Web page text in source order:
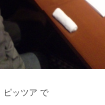
ピッツア で